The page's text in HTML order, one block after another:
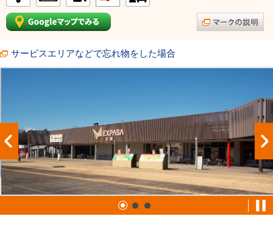
サービスエリアなどで忘れ物をした場合